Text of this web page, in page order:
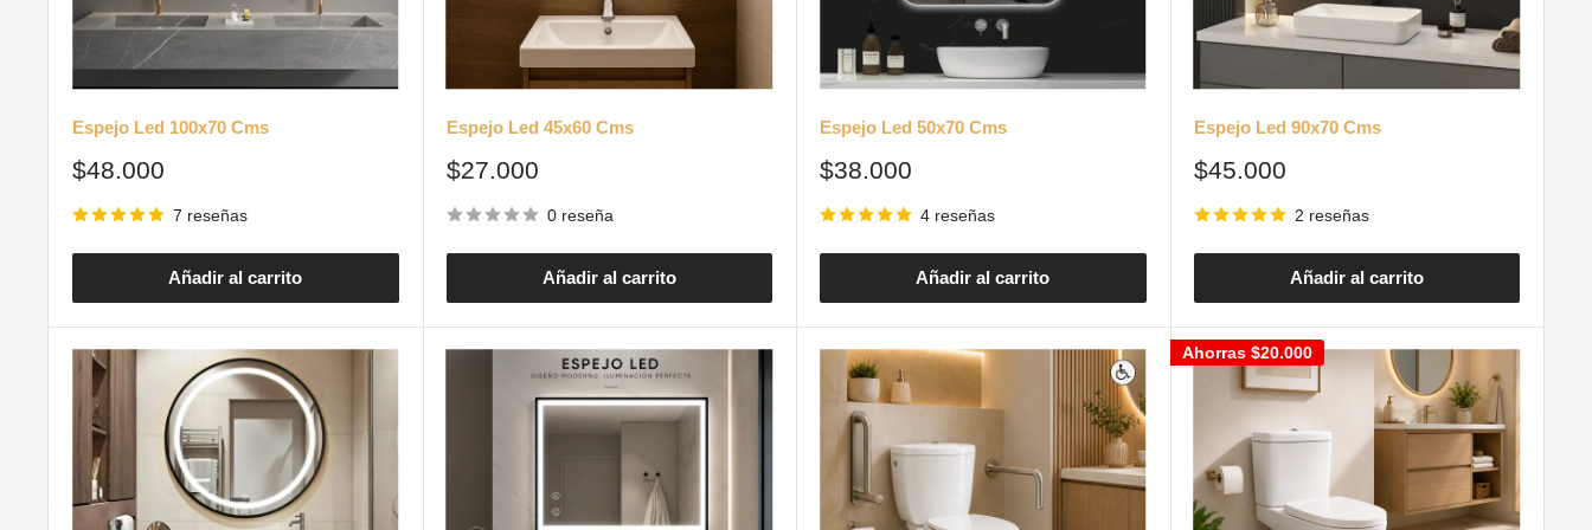
Espejo Led 100x70 Cms
Precio
venta
$48.000
7 reseñas
Añadir al carrito
Espejo Led 45x60 Cms
Precio
venta
$27.000
0 reseña
Añadir al carrito
Espejo Led 50x70 Cms
Precio
venta
$38.000
4 reseñas
Añadir al carrito
Espejo Led 90x70 Cms
Precio
venta
$45.000
2 reseñas
Añadir al carrito
Ahorras $20.000